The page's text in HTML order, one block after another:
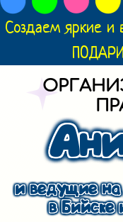
Создаем яркие и
и ведущие на
в Бийске